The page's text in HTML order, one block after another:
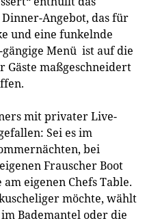
Angebot, das für
und eine funkelnde
Menü ist auf die
Gäste maßgeschneidert
mit privater Live-
Sei es im
bei
Frauscher Boot
eigenen Chefs Table.
möchte, wählt
Bademantel oder die